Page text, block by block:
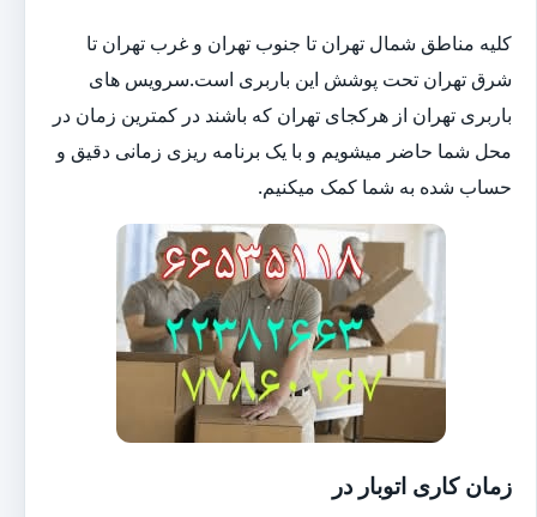
کلیه مناطق شمال تهران تا جنوب تهران و غرب تهران تا
شرق تهران تحت پوشش این باربری است.سرویس های
باربری تهران از هرکجای تهران که باشند در کمترین زمان در
محل شما حاضر میشویم و با یک برنامه ریزی زمانی دقیق و
حساب شده به شما کمک میکنیم.
زمان کاری اتوبار در